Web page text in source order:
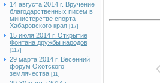
14 августа 2014 г. Вручение
благодарственных писем в
министерстве спорта
Хабаровского края [17]
15 июля 2014 г. Открытие
Фонтана дружбы народов
[117]
29 марта 2014 г. Весенний
форум Охотского
землячества [11]